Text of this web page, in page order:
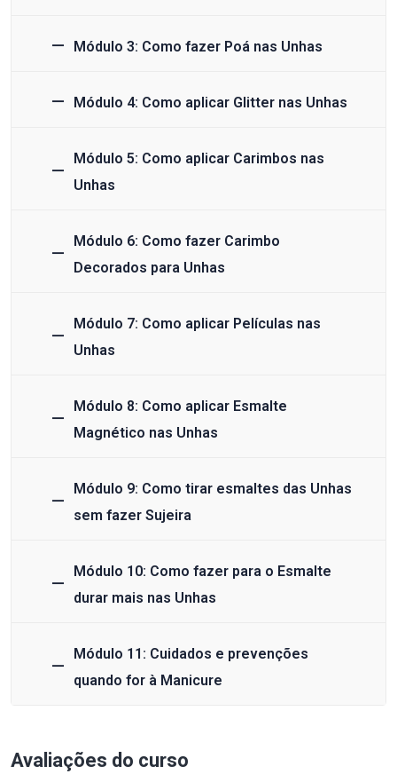
Módulo 3: Como fazer Poá nas Unhas
Módulo 4: Como aplicar Glitter nas Unhas
Módulo 5: Como aplicar Carimbos nas
Unhas
Módulo 6: Como fazer Carimbo
Decorados para Unhas
Módulo 7: Como aplicar Películas nas
Unhas
Módulo 8: Como aplicar Esmalte
Magnético nas Unhas
Módulo 9: Como tirar esmaltes das Unhas
sem fazer Sujeira
Módulo 10: Como fazer para o Esmalte
durar mais nas Unhas
Módulo 11: Cuidados e prevenções
quando for à Manicure
Avaliações do curso